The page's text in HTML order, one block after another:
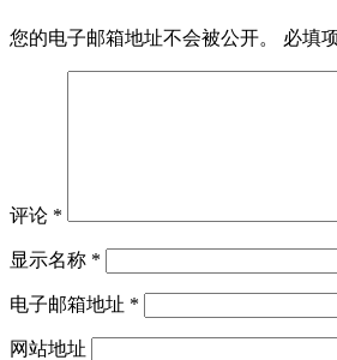
您的电子邮箱地址不会被公开。 必填
评论 *
显示名称 *
电子邮箱地址 *
网站地址